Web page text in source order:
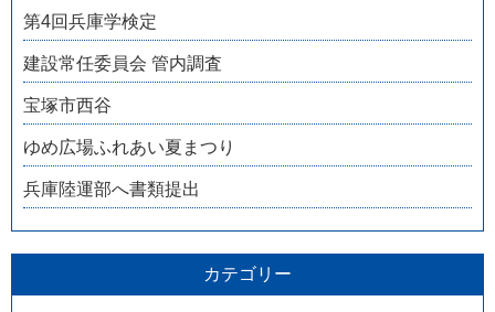
第4回兵庫学検定
建設常任委員会 管内調査
宝塚市西谷
ゆめ広場ふれあい夏まつり
兵庫陸運部へ書類提出
カテゴリー